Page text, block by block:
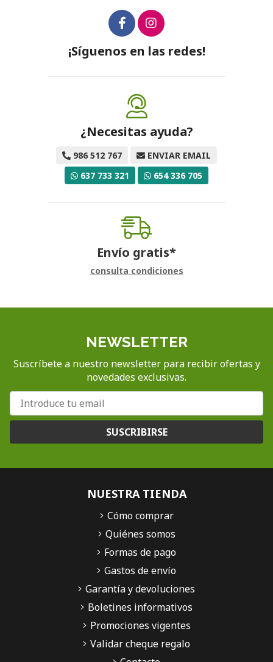
¡Síguenos en las redes!
¿Necesitas ayuda?
986 512 767
ENVIAR EMAIL
637 733 321
654 336 705
Envío gratis*
consulta condiciones
NEWSLETTER
Suscríbete a nuestro newsletter para recibir ofertas y
novedades exclusivas.
SUSCRIBIRSE
NUESTRA TIENDA
Cómo comprar
Quiénes somos
Formas de pago
Gastos de envío
Garantía y devoluciones
Boletines informativos
Promociones vigentes
Validar cheque regalo